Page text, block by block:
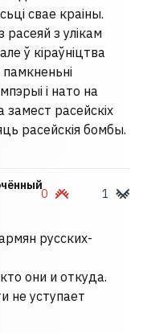
свае краіны.
расеяй з улікам
ў кіраўніцтва
і нато на
замест расейскіх
расейскія бомбы.
0 1
русских-
они и откуда.
не уступает